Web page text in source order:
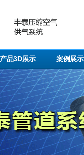
产品3D展示 案例展示